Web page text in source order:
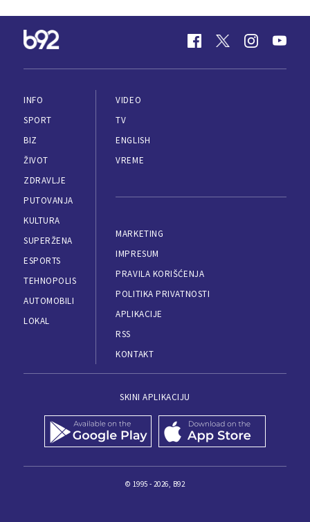
INFO
SPORT
BIZ
ŽIVOT
ZDRAVLJE
PUTOVANJA
KULTURA
SUPERŽENA
ESPORTS
TEHNOPOLIS
AUTOMOBILI
LOKAL
VIDEO
TV
ENGLISH
VREME
MARKETING
IMPRESUM
PRAVILA KORIŠĆENJA
POLITIKA PRIVATNOSTI
APLIKACIJE
RSS
KONTAKT
SKINI APLIKACIJU
© 1995 - 2026, B92